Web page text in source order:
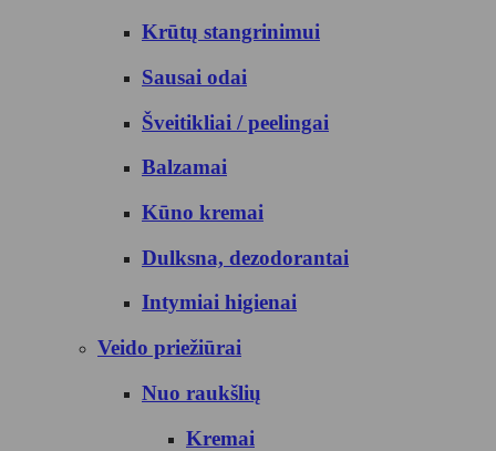
Krūtų stangrinimui
Sausai odai
Šveitikliai / peelingai
Balzamai
Kūno kremai
Dulksna, dezodorantai
Intymiai higienai
Veido priežiūrai
Nuo raukšlių
Kremai